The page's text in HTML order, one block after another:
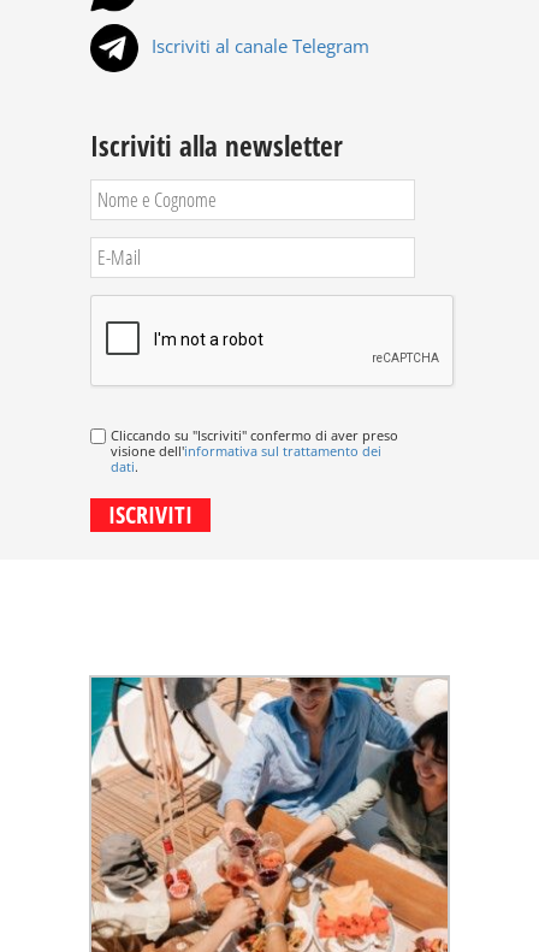
Iscriviti al canale Telegram
Iscriviti alla newsletter
Cliccando su "Iscriviti" confermo di aver preso
visione dell'informativa sul trattamento dei
dati.